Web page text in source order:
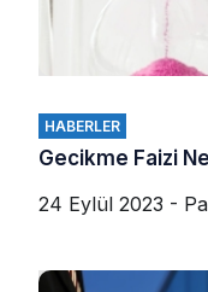
HABERLER
Gecikme Faizi
24 Eylül 2023 -